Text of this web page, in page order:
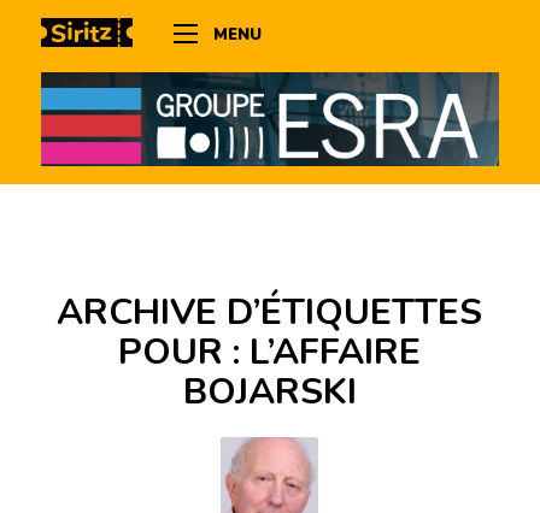
MENU
ARCHIVE D’ÉTIQUETTES
POUR : L’AFFAIRE
BOJARSKI